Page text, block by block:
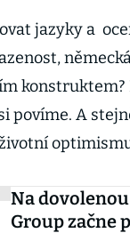
jazyky a
povíme. A
Na
Group začne